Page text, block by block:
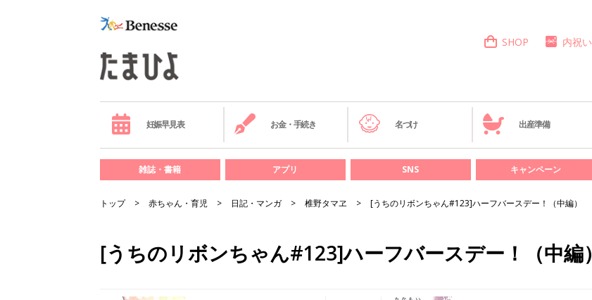
SHOP 内祝い
妊娠早見表 お金・手続き 名づけ 出産準備
雑誌・書籍 アプリ SNS キャンペーン
トップ 赤ちゃん・育児 日記・マンガ 椎野タマヱ [うちのリボンちゃん#123]ハーフバースデー！（中編）
[うちのリボンちゃん#123]ハーフバースデー！（中編）